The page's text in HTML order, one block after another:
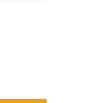
件内，
压力式
表